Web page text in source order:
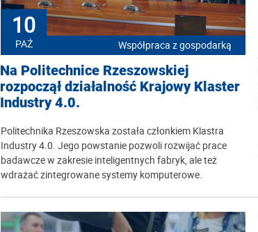
10
PAŹ Współpraca z gospodarką
Na Politechnice Rzeszowskiej
rozpoczął działalność Krajowy Klaster
Industry 4.0.
Politechnika Rzeszowska została członkiem Klastra
Industry 4.0. Jego powstanie pozwoli rozwijać prace
badawcze w zakresie inteligentnych fabryk, ale też
wdrażać zintegrowane systemy komputerowe.